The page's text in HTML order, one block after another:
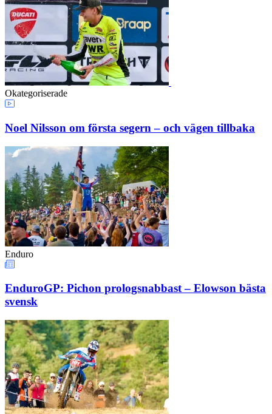
Okategoriserade
Noel Nilsson om första segern – och vägen tillbaka
Enduro
EnduroGP: Pichon prologsnabbast – Elowson bästa
svensk